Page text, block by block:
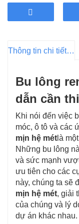
người trung
trong ngành,
4. Hỗ trợ tùy
5. Dịch vụ bán
nghiệp, chào
6. Giao hàng
Thông tin chi tiết sản phẩm
Bu lông
dẫn cần
Khi nói đến việc
móc, ô tô và các
mịn hệ mét là
Những bu lông
và sức mạnh
ưu tiên cho các
này, chúng ta sẽ
mịn hệ mét, giải
của chúng và lý
dự án khác nhau.